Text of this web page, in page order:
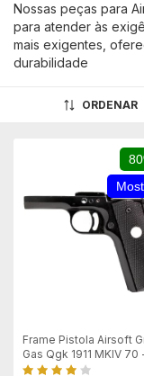
Nossas peças para
para atender às
mais exigentes,
durabilidade
ORDENAR
Frame Pistola Airsoft
Gas Qgk 1911 MKIV 70
Mostruário